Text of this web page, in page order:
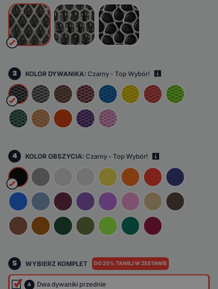
3 KOLOR DYWANIKA:Czarny - Top Wybór! i
4 KOLOR OBSZYCIA:Czarny - Top Wybór!
5 WYBIERZ KOMPLET DO 20% TANIEJ W ZESTAWIE
A Dwa dywaniki przednie